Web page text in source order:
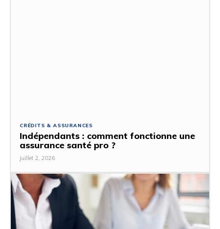
CRÉDITS & ASSURANCES
Indépendants : comment fonctionne une
assurance santé pro ?
juillet 2, 2026